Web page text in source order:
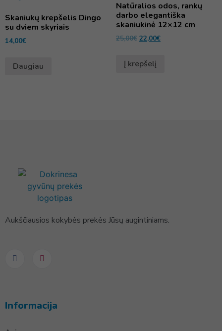
Skaniukų krepšelis Dingo
su dviem skyriais
14,00€
Daugiau
Natūralios odos, rankų
darbo elegantiška
skaniukinė 12×12 cm
25,00€ 22,00€
Į krepšelį
Aukščiausios kokybės prekės Jūsų augintiniams.
Informacija